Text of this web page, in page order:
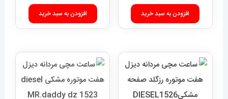
افزودن به سبد خرید افزودن به سبد خرید